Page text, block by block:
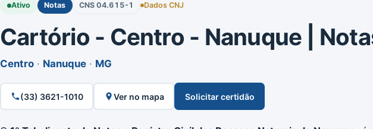
Ativo Notas CNS 04.615-1 Dados CNJ
Cartório - Centro - Nanuque |
Centro · Nanuque · MG
(33) 3621-1010 Ver no mapa Solicitar certidão